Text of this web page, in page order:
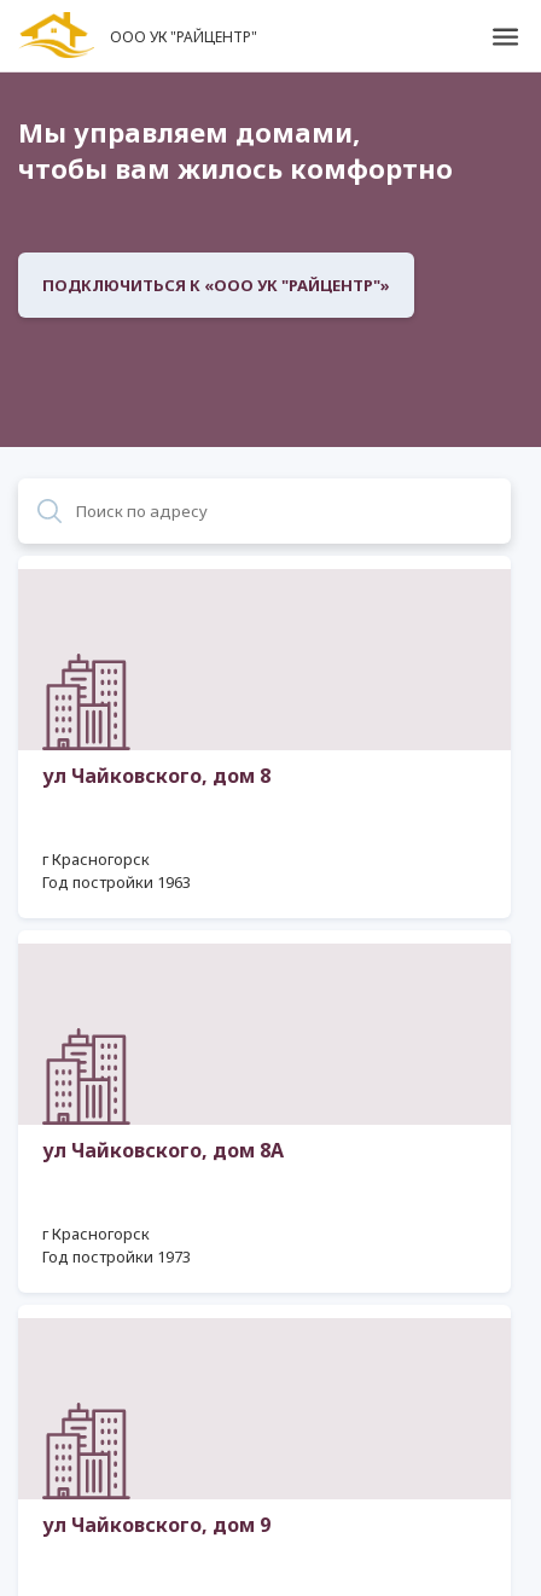
ООО УК "РАЙЦЕНТР"
Мы управляем домами,
чтобы вам жилось комфортно
ПОДКЛЮЧИТЬСЯ К «ООО УК "РАЙЦЕНТР"»
ул Чайковского, дом 8
г Красногорск
Год постройки 1963
ул Чайковского, дом 8А
г Красногорск
Год постройки 1973
ул Чайковского, дом 9